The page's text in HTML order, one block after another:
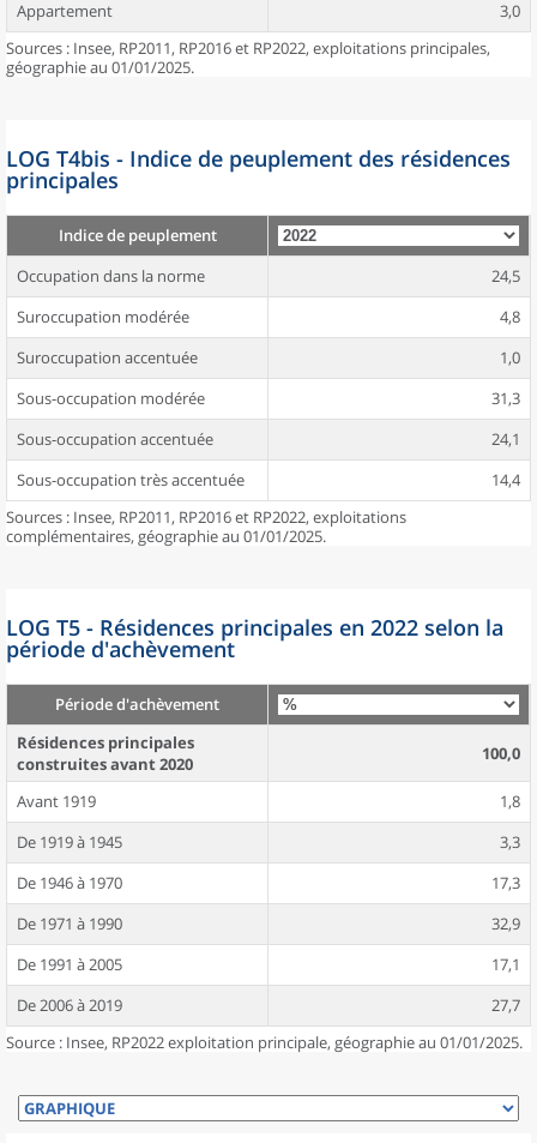
Appartement
3,0
Sources : Insee, RP2011, RP2016 et RP2022, exploitations principales,
géographie au 01/01/2025.
LOG T4bis - Indice de peuplement des résidences
principales
Indice de peuplement
Occupation dans la norme
24,5
Suroccupation modérée
4,8
Suroccupation accentuée
1,0
Sous-occupation modérée
31,3
Sous-occupation accentuée
24,1
Sous-occupation très accentuée
14,4
Sources : Insee, RP2011, RP2016 et RP2022, exploitations
complémentaires, géographie au 01/01/2025.
LOG T5 - Résidences principales en 2022 selon la
période d'achèvement
Période d'achèvement
Résidences principales
construites avant 2020
100,0
Avant 1919
1,8
De 1919 à 1945
3,3
De 1946 à 1970
17,3
De 1971 à 1990
32,9
De 1991 à 2005
17,1
De 2006 à 2019
27,7
Source : Insee, RP2022 exploitation principale, géographie au 01/01/2025.